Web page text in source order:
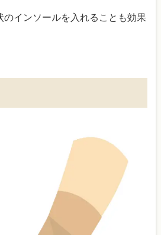
のインソールを入れることも効果